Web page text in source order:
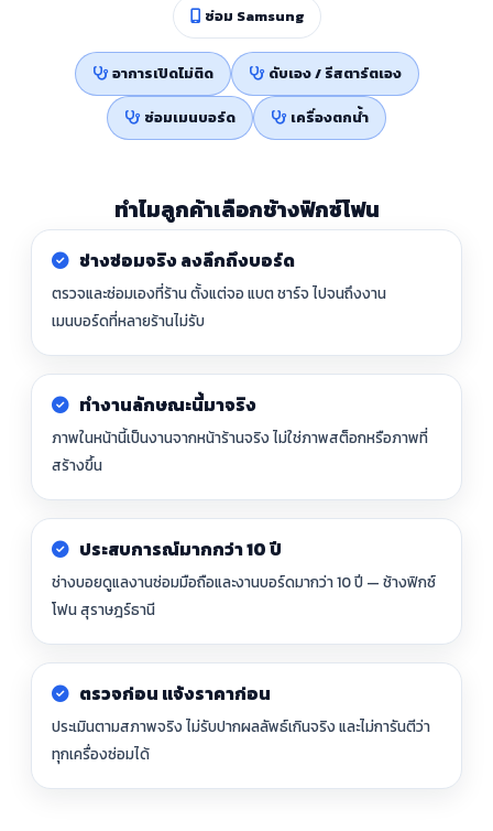
ซ่อม Samsung
อาการเปิดไม่ติด ดับเอง / รีสตาร์ตเอง
ซ่อมเมนบอร์ด เครื่องตกน้ำ
ทำไมลูกค้าเลือกช้างฟิกซ์โฟน
ช่างซ่อมจริง ลงลึกถึงบอร์ด
ตรวจและซ่อมเองที่ร้าน ตั้งแต่จอ แบต ชาร์จ ไปจนถึงงาน
เมนบอร์ดที่หลายร้านไม่รับ
ทำงานลักษณะนี้มาจริง
ภาพในหน้านี้เป็นงานจากหน้าร้านจริง ไม่ใช่ภาพสต็อกหรือภาพที่
สร้างขึ้น
ประสบการณ์มากกว่า 10 ปี
ช่างบอยดูแลงานซ่อมมือถือและงานบอร์ดมากว่า 10 ปี — ช้างฟิกซ์
โฟน สุราษฎร์ธานี
ตรวจก่อน แจ้งราคาก่อน
ประเมินตามสภาพจริง ไม่รับปากผลลัพธ์เกินจริง และไม่การันตีว่า
ทุกเครื่องซ่อมได้